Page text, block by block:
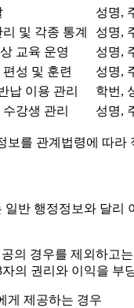
성명,
및 각종 통계
성명,
교육 운영
성명,
성 및 훈련
성명,
납 이용 관리
학번,
강생 관리 성명,
를 관계법령에 따
반 행정정보와 달
의 경우를 제외하고
의 권리와 이익을 부
게 제공하는 경우